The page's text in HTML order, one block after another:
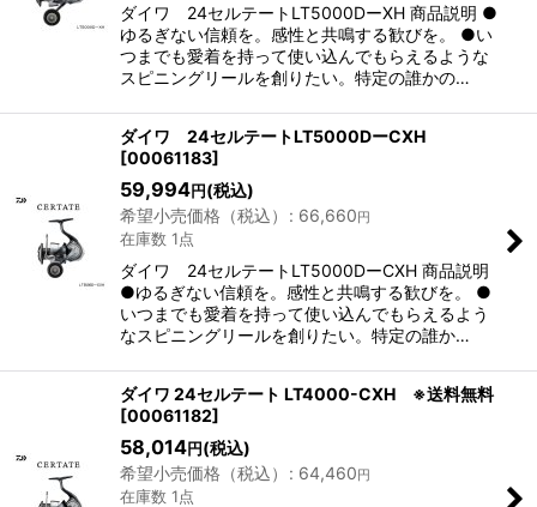
ダイワ 24セルテートLT5000DーXH 商品説明 ●
ゆるぎない信頼を。感性と共鳴する歓びを。 ●い
つまでも愛着を持って使い込んでもらえるような
スピニングリールを創りたい。特定の誰かの…
ダイワ 24セルテートLT5000DーCXH
[00061183]
59,994円 (税込)
希望小売価格（税込）
: 66,660円
在庫数 1点
ダイワ 24セルテートLT5000DーCXH 商品説明
●ゆるぎない信頼を。感性と共鳴する歓びを。 ●
いつまでも愛着を持って使い込んでもらえるよう
なスピニングリールを創りたい。特定の誰か…
ダイワ 24セルテート LT4000-CXH ※送料無料
[00061182]
58,014円 (税込)
希望小売価格（税込）
: 64,460円
在庫数 1点